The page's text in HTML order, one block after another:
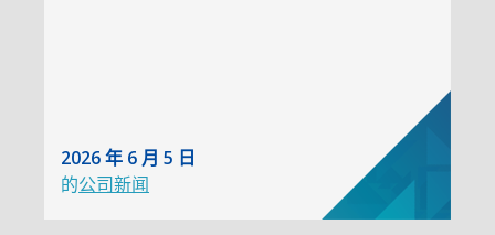
2026 年 6 月 5 日
的公司新闻